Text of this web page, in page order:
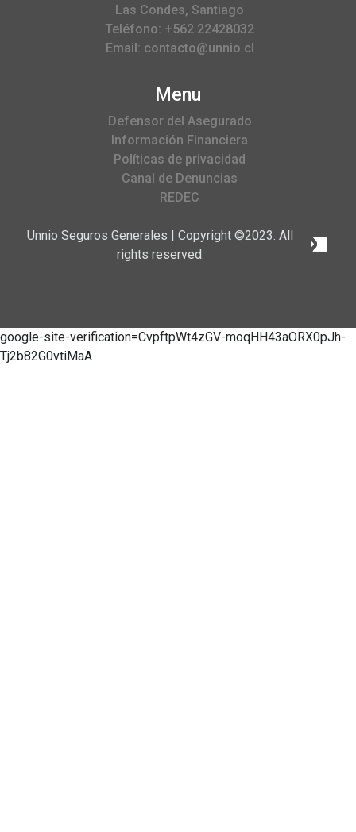
Las Condes, Santiago
Teléfono: +562 22428032
Email: contacto@unnio.cl
Menu
Defensor del Asegurado
Información Financiera
Políticas de privacidad
Canal de Denuncias
REDEC
Unnio Seguros Generales | Copyright ©2023. All
rights reserved.
google-site-verification=CvpftpWt4zGV-moqHH43aORX0pJh-
Tj2b82G0vtiMaA